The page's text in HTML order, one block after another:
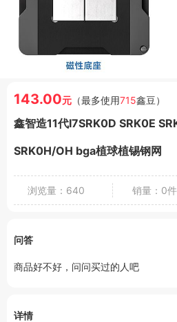
143.00元 （最多使用715鑫豆）
鑫智造11代I7SRK0D SRK0E
SRK0H/OH bga植球植锡钢网
浏览量：640 销量：0件
问答
商品好不好，问问买过的人吧
详情